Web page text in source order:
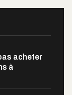
acheter
à